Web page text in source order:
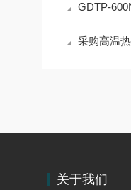
GDTP-600NA
采购高温热压机时，如
关于我们